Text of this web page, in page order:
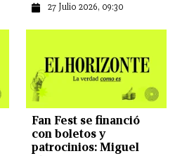
27 Julio 2026, 09:30
Fan Fest se financió
con boletos y
patrocinios: Miguel